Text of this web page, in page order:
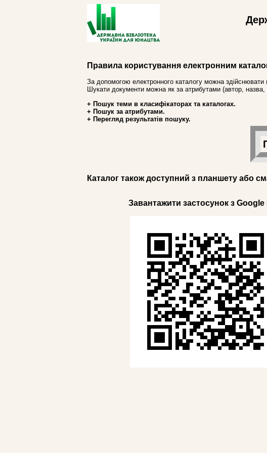
Правила користування електронним
За допомогою електронного каталогу можна
Шукати документи можна як за атрибутами (автор, назва,
+ Пошук теми в класифікаторах та каталогах.
+ Пошук за атрибутами.
+ Перегляд результатів пошуку.
Каталог також доступний з планшету або
Завантажити застосунок з Google